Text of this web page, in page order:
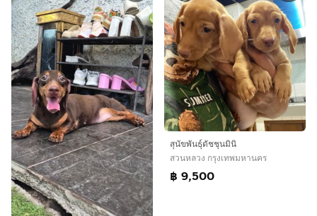
สุนัขพันธุ์ดัชชุนมินิ
สวนหลวง กรุงเทพมหานคร
฿ 9,500